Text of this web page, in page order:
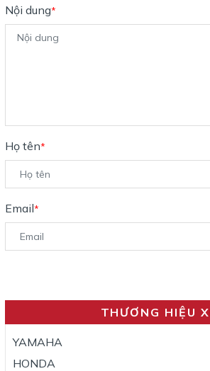
Nội dung*
Họ tên*
Email*
THƯƠNG HIỆU
YAMAHA
HONDA